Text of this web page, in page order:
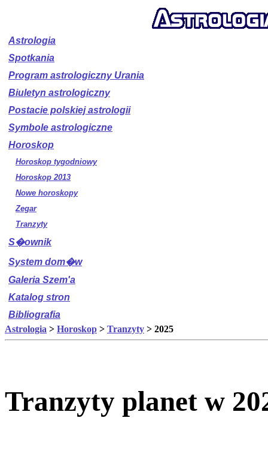
Astrologia
Spotkania
Program astrologiczny Urania
Biuletyn astrologiczny
Postacie polskiej astrologii
Symbole astrologiczne
Horoskop
Horoskop tygodniowy
Horoskop 2013
Nowe horoskopy
Zegar
Tranzyty
S�ownik
System dom�w
Galeria Szem'a
Katalog stron
Bibliografia
Astrologia > Horoskop > Tranzyty > 2025
Tranzyty planet w